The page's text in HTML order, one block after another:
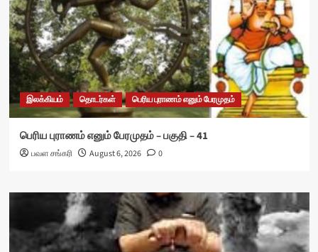
இலக்கியம் தொடர்கள் பெரிய புராணம் எனும் பேரமுதம்
பெரிய புராணம் எனும் பேரமுதம் – பகுதி – 41
பவள சங்கரி August 6, 2026 0